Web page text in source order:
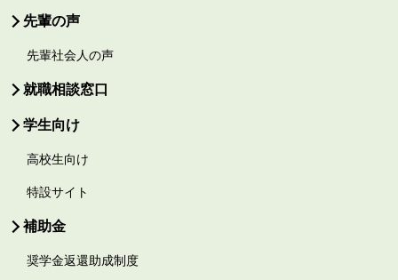
先輩の声
先輩社会人の声
就職相談窓口
学生向け
高校生向け
特設サイト
補助金
奨学金返還助成制度